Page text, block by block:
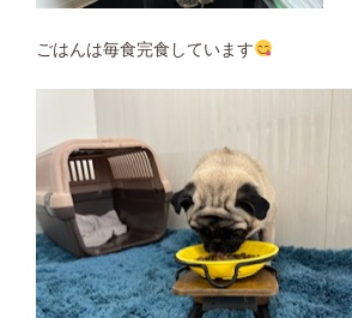
ごはんは毎食完食しています